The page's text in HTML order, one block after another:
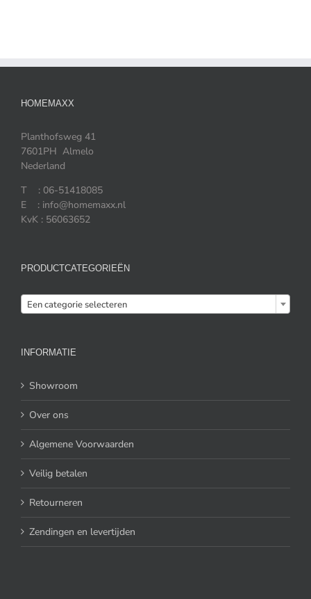
HOMEMAXX
Planthofsweg 41
7601PH Almelo
Nederland
T : 06-51418085
E : info@homemaxx.nl
KvK : 56063652
PRODUCTCATEGORIEËN
Een categorie selecteren
INFORMATIE
Showroom
Over ons
Algemene Voorwaarden
Veilig betalen
Retourneren
Zendingen en levertijden